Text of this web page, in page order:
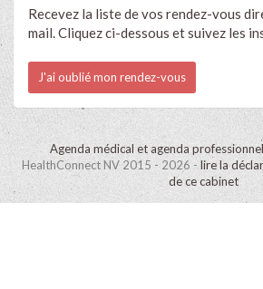
Recevez la liste de vos rendez-vous
mail. Cliquez ci-dessous et suivez les
J'ai oublié mon rendez-vous
Agenda médical et agenda
HealthConnect NV 2015 - 2026 - lire la
de ce cabinet